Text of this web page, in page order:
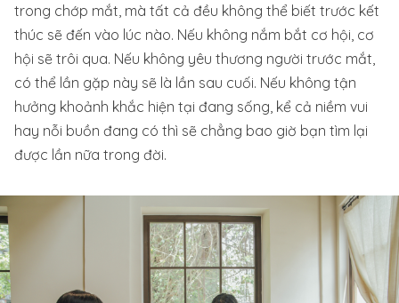
trong chớp mắt, mà tất cả đều không thể biết trước kết
thúc sẽ đến vào lúc nào. Nếu không nắm bắt cơ hội, cơ
hội sẽ trôi qua. Nếu không yêu thương người trước mắt,
có thể lần gặp này sẽ là lần sau cuối. Nếu không tận
hưởng khoảnh khắc hiện tại đang sống, kể cả niềm vui
hay nỗi buồn đang có thì sẽ chẳng bao giờ bạn tìm lại
được lần nữa trong đời.